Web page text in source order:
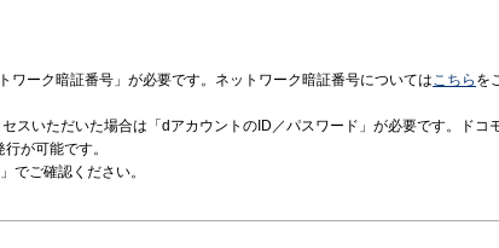
ワーク暗証番号」が必要です。ネットワーク暗証番号についてはこちら を
スいただいた場合は「dアカウントのID／パスワード」が必要です。ドコ
が可能です。
」でご確認ください。